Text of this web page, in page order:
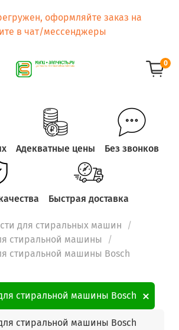
оформляйте заказ на
в чат/мессенджеры
0
Адекватные цены Без звонков
Быстрая доставка
для стиральных машин
стиральной машины
стиральной машины Bosch
стиральной машины Bosch
стиральной машины Bosch